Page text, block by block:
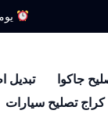
يوميًا
جاكوا تبديل
كراج تصليح سيارات